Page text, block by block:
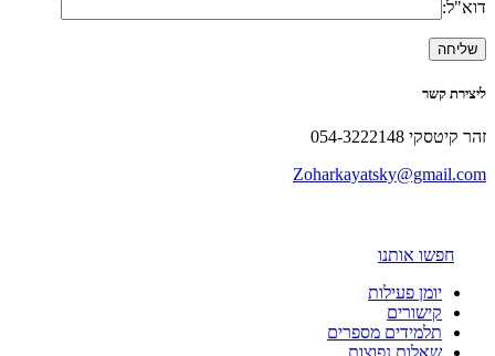
דוא"ל:
ליצירת קשר
זהר קיטסקי 054-3222148
Zoharkayatsky@gmail.com
חפשו אותנו
יומן פעילות
קישורים
תלמידים מספרים